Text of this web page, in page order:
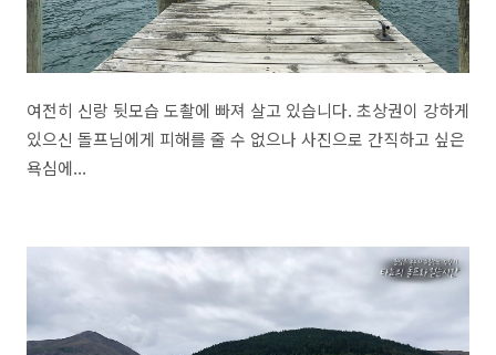
여전히 신랑 뒷모습 도촬에 빠져 살고 있습니다. 초상권이 강하게
있으신 돌프님에게 피해를 줄 수 없으나 사진으로 간직하고 싶은
욕심에...